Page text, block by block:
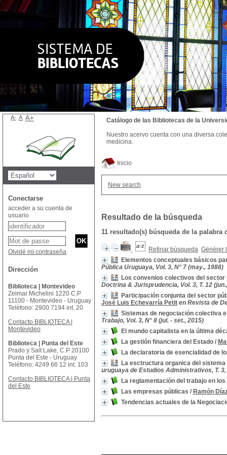
Inicio
New search
Resultado de la búsqueda
11 resultado(s) búsqueda de la palabra
Refinar búsqueda Générer
Elementos conceptuales básicos
Pública Uruguaya, Vol. 3, N° 7 (may., 1988)
Los convenios colectivos del
Doctrina & Jurisprudencia, Vol. 3, T. 12
Participación conjunta del sector
José Luis Echevarría Petit en Revista de
Sistemas de negociación colectiva
Trabajo, Vol. 3, N° 8 (jul. - set., 2015)
El mundo capitalista en la última
La gestión financiera del Estado /
La declaratoria de esencialidad de
La esctructura organica del
uruguaya de Estudios Administrativos, T. 3,
La reglamentación del trabajo en
Las empresas públicas / Ramón
Tendencias actuales de la
Catálogo de las Bibliotecas de la
Nuestro acervo cuenta con una diversa
medicina.
A- A A+
Conectarse
acceder a su cuenta de
usuario
Olvidé mi contraseña
Dirección
Biblioteca | Montevideo
Zelmar Michelini 1220 C.P
11100 - Montevideo - Uruguay
Teléfono: 2900 7194 int. 20
Contacto BIBLIOTECA |
Montevideo
Biblioteca | Punta del Este
Prado y Salt Lake, C.P 20100
Punta del Este - Uruguay
Teléfono: 4249 66 12 int. 103
Contacto BIBLIOTECA | Punta
del Este